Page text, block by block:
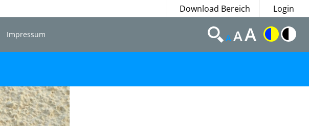
Download Bereich Login
Impressum AAA